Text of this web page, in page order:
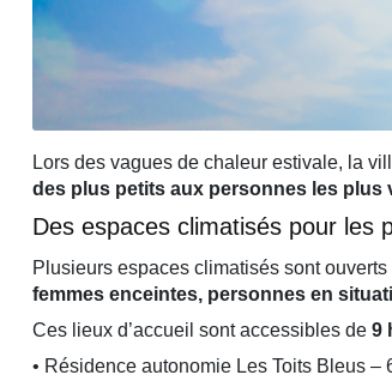
Lors des vagues de chaleur estivale, la
des plus petits aux personnes les plus
Des espaces climatisés pour les
Plusieurs espaces climatisés sont
femmes enceintes, personnes en
Ces lieux d’accueil sont accessibles de 9
• Résidence autonomie Les Toits Bleus